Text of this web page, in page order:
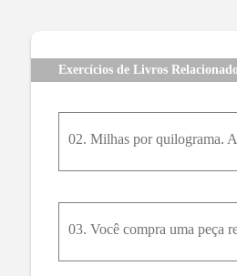
Exercícios de Livros